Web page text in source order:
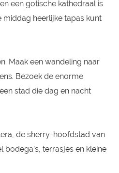
een gotische kathedraal is
middag heerlijke tapas kunt
Maak een wandeling naar
Bezoek de enorme
stad die dag en nacht
de sherry-hoofdstad van
terrasjes en kleine